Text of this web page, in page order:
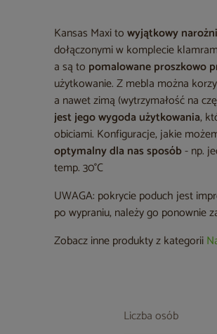
Kansas Maxi towyjątkowy
dołączonymi w komplecie
a są to pomalowane proszkowo
użytkowanie. Z mebla można
a nawet zimą (wytrzymałość na
jest jego wygoda użytkowania,
obiciami. Konfiguracje, jakie
optymalny dla nas sposób- np.
temp. 30°C
UWAGA: pokrycie poduch jest
po wypraniu, należy go ponownie
Zobacz inne produkty z kategorii
Liczba osób